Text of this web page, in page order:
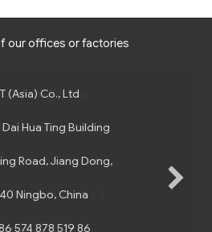
our offices or factories
(Asia) Co., Ltd
Building, Level 2,
Sathorn Road,
Bangkok, Thailand
+66 2 235 02 77
(Asia) Co., Ltd
Hua Ting Building
Road, Jiang Dong,
Ningbo, China
574 878 519 86